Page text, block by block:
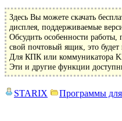
Здесь Вы можете скачать
дисплея, поддерживаемые
Обсудить особенности
свой почтовый ящик, это будет
Для КПК или коммуникатора
Эти и другие функции
STARIX Программы